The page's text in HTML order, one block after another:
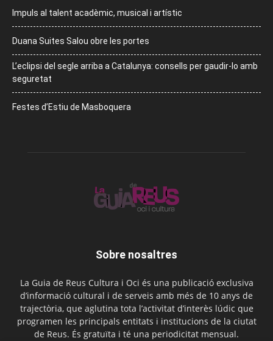
Impuls al talent acadèmic, musical i artístic
Duana Suites Salou obre les portes
L’eclipsi del segle arriba a Catalunya: consells per gaudir-lo amb
seguretat
Festes d’Estiu de Masboquera
Sobre nosaltres
La Guia de Reus Cultura i Oci és una publicació exclusiva
d’informació cultural i de serveis amb més de 10 anys de
trajectòria, que aglutina tota l’activitat d’interès lúdic que
programen les principals entitats i institucions de la ciutat
de Reus. És gratuïta i té una periodicitat mensual.